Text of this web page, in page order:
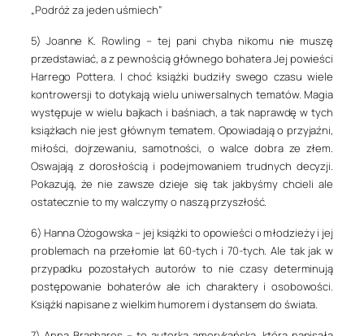
„Podróż za jeden uśmiech”
5) Joanne K. Rowling –tej pani chyba nikomu nie muszę
przedstawiać, a z pewnością głównego bohatera Jej powieści
Harrego Pottera. I choć książki budziły swego czasu wiele
kontrowersji to dotykają wielu uniwersalnych tematów. Magia
występuje w wielu bajkach i baśniach, a tak naprawdę w tych
książkach nie jest głównym tematem. Opowiadają o przyjaźni,
miłości, dojrzewaniu, samotności, o walce dobra ze złem.
Oswajają z dorosłością i podejmowaniem trudnych decyzji.
Pokazują, że nie zawsze dzieje się tak jakbyśmy chcieli ale
ostatecznie to my walczymy o naszą przyszłość.
6) Hanna Ożogowska – jej książki to opowieści o młodzieży i jej
problemach na przełomie lat 60-tych i 70-tych. Ale tak jak w
przypadku pozostałych autorów to nie czasy determinują
postępowanie bohaterów ale ich charaktery i osobowości.
Książki napisane z wielkim humorem i dystansem do świata.